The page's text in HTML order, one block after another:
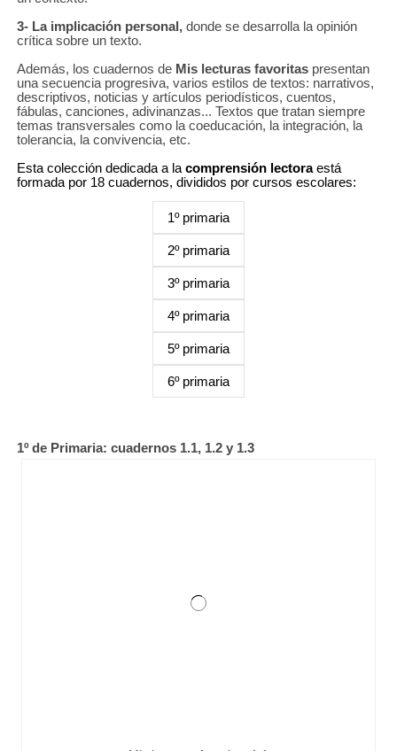
3- La implicación personal, donde se desarrolla la opinión
crítica sobre un texto.
Además, los cuadernos de Mis lecturas favoritas presentan
una secuencia progresiva, varios estilos de textos: narrativos,
descriptivos, noticias y artículos periodísticos, cuentos,
fábulas, canciones, adivinanzas... Textos que tratan siempre
temas transversales como la coeducación, la integración, la
tolerancia, la convivencia, etc.
Esta colección dedicada a lacomprensión lectoraestá
formada por 18 cuadernos, divididos por cursos escolares:
1º primaria
2º primaria
3º primaria
4º primaria
5º primaria
6º primaria
1º de Primaria: cuadernos 1.1, 1.2 y 1.3